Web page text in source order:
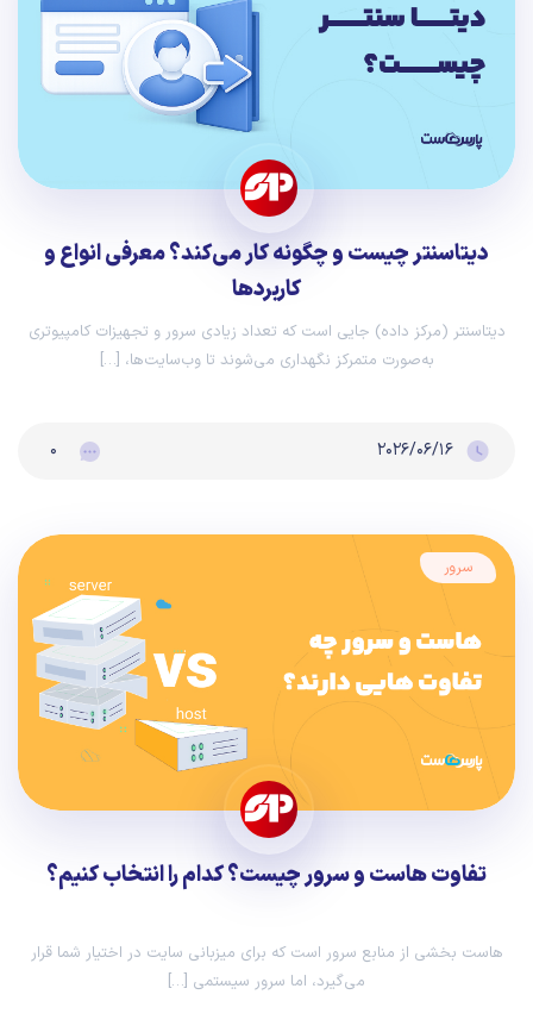
دیتاسنتر چیست و چگونه کار می‌کند؟ معرفی انواع و
کاربردها
دیتاسنتر (مرکز داده) جایی است که تعداد زیادی سرور و تجهیزات کامپیوتری
به‌صورت متمرکز نگهداری می‌شوند تا وب‌سایت‌ها، […]
۲۰۲۶/۰۶/۱۶ ۰
سرور
تفاوت هاست و سرور چیست؟ کدام را انتخاب کنیم؟
هاست بخشی از منابع سرور است که برای میزبانی سایت در اختیار شما قرار
می‌گیرد، اما سرور سیستمی […]